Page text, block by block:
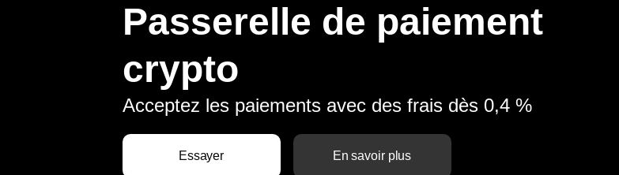
Passerelle de paiement
crypto
Acceptez les paiements avec des frais dès 0,4 %
Essayer En savoir plus